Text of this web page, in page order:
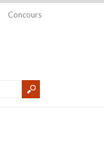
Concours